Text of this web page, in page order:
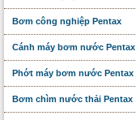
Bơm công nghiệp Pentax
Cánh máy bơm nước Pentax
Phớt máy bơm nước Pentax
Bơm chìm nước thải Pentax